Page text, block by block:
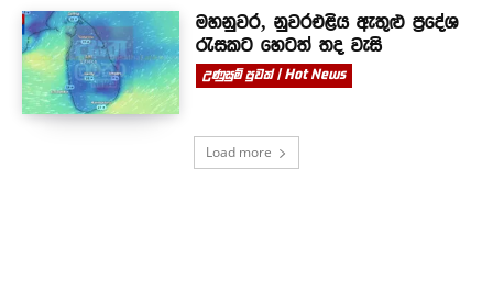
මහනුවර, නුවරඑළිය ඇතුළු ප්‍රදේශ
රැසකට හෙටත් තද වැසි
උණුසුම් පුවත් | Hot News
Load more